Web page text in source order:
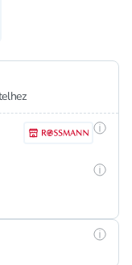
listához
on sale